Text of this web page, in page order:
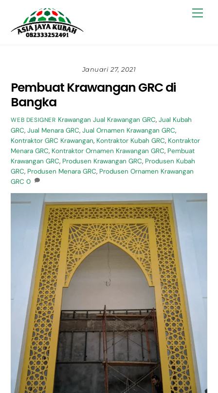
content
Januari 27, 2021
Pembuat Krawangan GRC di
Bangka
WEB DESIGNER Krawangan Jual Krawangan GRC, Jual Kubah
GRC,Jual Menara GRC,Jual Ornamen Krawangan GRC,
Kontraktor GRC Krawangan, Kontraktor Kubah GRC, Kontraktor
Menara GRC, Kontraktor Ornamen Krawangan GRC, Pembuat
Krawangan GRC, Produsen Krawangan GRC, Produsen Kubah
GRC, Produsen Menara GRC, Produsen Ornamen Krawangan
GRC 0